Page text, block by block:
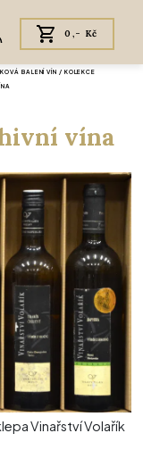
0,- Kč
BALENÍ VÍN / KOLEKCE
vína
Vinařství Volařík